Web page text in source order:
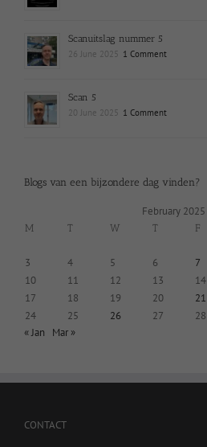
Scanuitslag nummer 5
26 June 2025 1 Comment
Scan 5
20 June 2025 1 Comment
Blogs van een bijzondere dag vinden?
February 2025
M T W T F
3
4 5 6 7
10
11 12 13 14
17
18 19 20 21
24
25 26 27
28
« Jan
Mar »
CONTACT